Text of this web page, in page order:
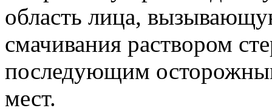
область лица,
смачивания раствором
последующим
мест.